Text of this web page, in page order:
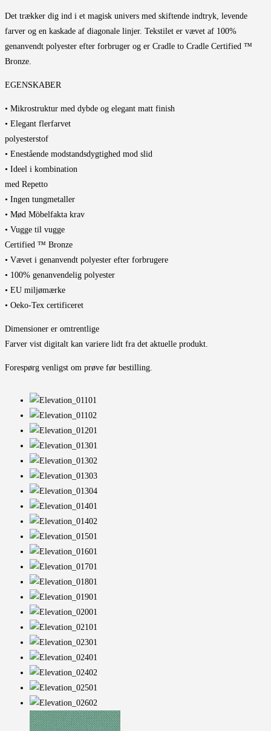
Det trækker dig ind i et magisk univers med skiftende indtryk, levende
farver og en kaskade af diagonale linjer. Tekstilet er vævet af 100%
genanvendt polyester efter forbruger og er Cradle to Cradle Certified ™
Bronze.
EGENSKABER
• Mikrostruktur med dybde og elegant matt finish
• Elegant flerfarvet
polyesterstof
• Enestående modstandsdygtighed mod slid
• Ideel i kombination
med Repetto
• Ingen tungmetaller
• Mød Möbelfakta krav
• Vugge til vugge
Certified ™ Bronze
• Vævet i genanvendt polyester efter forbrugere
• 100% genanvendelig polyester
• EU miljømærke
• Oeko-Tex certificeret
Dimensioner er omtrentlige
Farver vist digitalt kan variere lidt fra det aktuelle produkt.
Forespørg venligst om prøve før bestilling.